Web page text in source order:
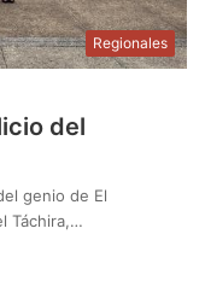
Regionales
del
genio de El
Táchira,…